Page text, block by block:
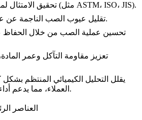
تحقيق الامتثال لمعايير السبائك الدولية (مثل ASTM، ISO، JIS).
تقليل عيوب الصب الناجمة عن عدم التوازن العنصري.
تحسين عملية الصب من خلال الحفاظ
تعزيز مقاومة التآكل وعمر
يقلل التحليل الكيميائي المنتظم بشكل
العملاء، مما يدعم أداء الصب الموثوق والمتوقع.
العناصر